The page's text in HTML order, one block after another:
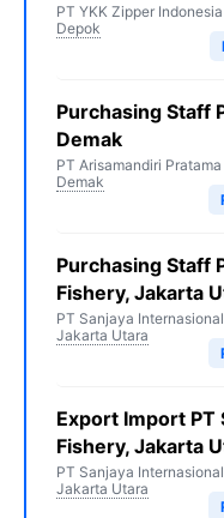
PT YKK Zipper Indonesia
Depok
Purchasing Staff
Demak
PT Arisamandiri Pratama
Demak
Purchasing Staff
Fishery, Jakarta
PT Sanjaya
Jakarta Utara
Export Import PT
Fishery, Jakarta
PT Sanjaya
Jakarta Utara